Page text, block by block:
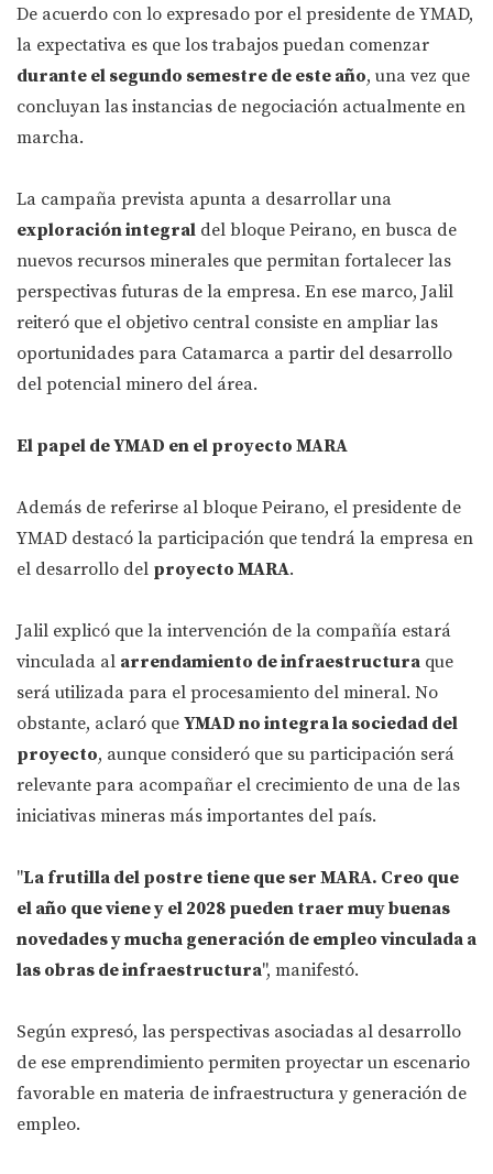
De acuerdo con lo expresado por el presidente de YMAD,
la expectativa es que los trabajos puedan comenzar
durante el segundo semestre de este año, una vez que
concluyan las instancias de negociación actualmente en
marcha.
La campaña prevista apunta a desarrollar una
exploración integral del bloque Peirano, en busca de
nuevos recursos minerales que permitan fortalecer las
perspectivas futuras de la empresa. En ese marco, Jalil
reiteró que el objetivo central consiste en ampliar las
oportunidades para Catamarca a partir del desarrollo
del potencial minero del área.
El papel de YMAD en el proyecto MARA
Además de referirse al bloque Peirano, el presidente de
YMAD destacó la participación que tendrá la empresa en
el desarrollo del proyecto MARA.
Jalil explicó que la intervención de la compañía estará
vinculada al arrendamiento de infraestructura que
será utilizada para el procesamiento del mineral. No
obstante, aclaró que YMAD no integra la sociedad del
proyecto, aunque consideró que su participación será
relevante para acompañar el crecimiento de una de las
iniciativas mineras más importantes del país.
"La frutilla del postre tiene que ser MARA. Creo que
el año que viene y el 2028 pueden traer muy buenas
novedades y mucha generación de empleo vinculada a
las obras de infraestructura", manifestó.
Según expresó, las perspectivas asociadas al desarrollo
de ese emprendimiento permiten proyectar un escenario
favorable en materia de infraestructura y generación de
empleo.